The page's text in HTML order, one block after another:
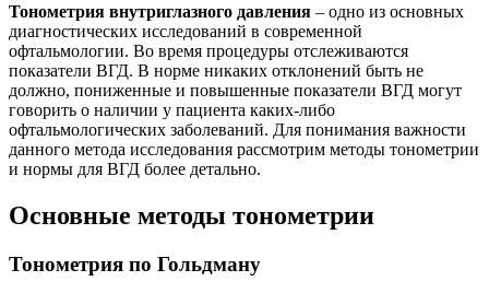
Тонометрия внутриглазного давления – одно из основных
диагностических исследований в современной
офтальмологии. Во время процедуры отслеживаются
показатели ВГД. В норме никаких отклонений быть не
должно, пониженные и повышенные показатели ВГД могут
говорить о наличии у пациента каких-либо
офтальмологических заболеваний. Для понимания важности
данного метода исследования рассмотрим методы тонометрии
и нормы для ВГД более детально.
Основные методы тонометрии
Тонометрия по Гольдману